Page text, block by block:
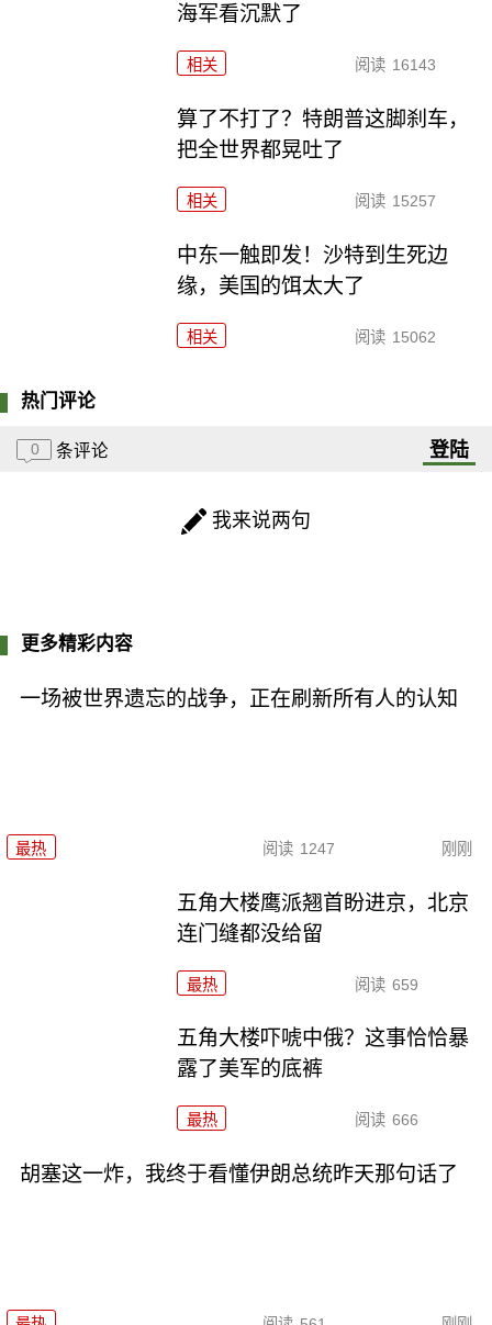
海军看沉默了
相关 阅读 16143
算了不打了？特朗普这脚刹车，
把全世界都晃吐了
相关 阅读 15257
中东一触即发！沙特到生死边
缘，美国的饵太大了
相关 阅读 15062
热门评论
0 条评论 登陆
我来说两句
更多精彩内容
一场被世界遗忘的战争，正在刷新所有人的认知
最热 阅读 1247 刚刚
五角大楼鹰派翘首盼进京，北京
连门缝都没给留
最热 阅读 659
五角大楼吓唬中俄？这事恰恰暴
露了美军的底裤
最热 阅读 666
胡塞这一炸，我终于看懂伊朗总统昨天那句话了